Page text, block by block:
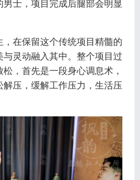
士，项目完成后腿部会明显
在保留这个传统项目精髓的
灵动融入其中。整个项目过
，首先是一段身心调息术，
压，缓解工作压力，生活压